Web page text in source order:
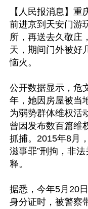
【人民报消息】重
前进京到天安门游
所，再送去久敬庄
天，期间门外被好
恼火。
公开数据显示，危
年，她因房屋被当
为弱势群体维权活
曾因发布数百篇维
抓捕。2015年8月
滋事罪”刑拘，非
释。
据悉，今年5月20
身分证时，被警察